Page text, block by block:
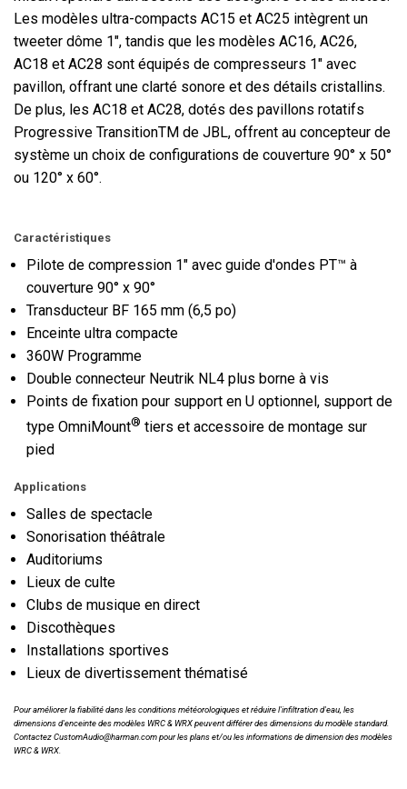
Les modèles ultra-compacts AC15 et AC25 intègrent un
tweeter dôme 1", tandis que les modèles AC16, AC26,
AC18 et AC28 sont équipés de compresseurs 1" avec
pavillon, offrant une clarté sonore et des détails cristallins.
De plus, les AC18 et AC28, dotés des pavillons rotatifs
Progressive TransitionTM de JBL, offrent au concepteur de
système un choix de configurations de couverture 90° x 50°
ou 120° x 60°.
Caractéristiques
Pilote de compression 1" avec guide d'ondes PT™ à
couverture 90° x 90°
Transducteur BF 165 mm (6,5 po)
Enceinte ultra compacte
360W Programme
Double connecteur Neutrik NL4 plus borne à vis
Points de fixation pour support en U optionnel, support de
type OmniMount® tiers et accessoire de montage sur
pied
Applications
Salles de spectacle
Sonorisation théâtrale
Auditoriums
Lieux de culte
Clubs de musique en direct
Discothèques
Installations sportives
Lieux de divertissement thématisé
Pour améliorer la fiabilité dans les conditions météorologiques et réduire l'infiltration d'eau, les
dimensions d'enceinte des modèles WRC & WRX peuvent différer des dimensions du modèle standard.
Contactez CustomAudio@harman.com pour les plans et/ou les informations de dimension des modèles
WRC & WRX.